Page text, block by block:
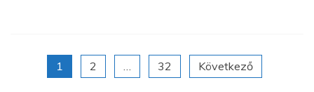
Bejegyzések
1 2 … 32 Következő